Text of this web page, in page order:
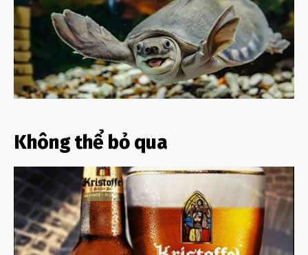
Không thể bỏ qua